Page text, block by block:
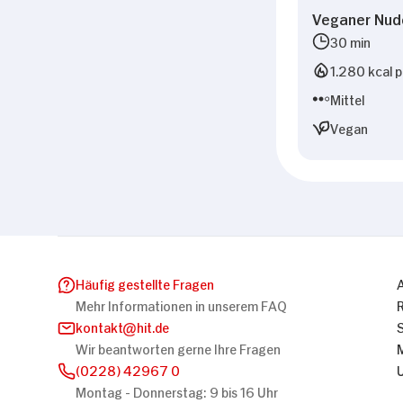
Veganer
30 min
1.280 kcal
Mittel
Vegan
Häufig gestellte Fragen
Mehr Informationen in unserem FAQ
kontakt
hit.de
Wir beantworten gerne Ihre Fragen
(0228) 42967 0
Montag - Donnerstag: 9 bis 16 Uhr